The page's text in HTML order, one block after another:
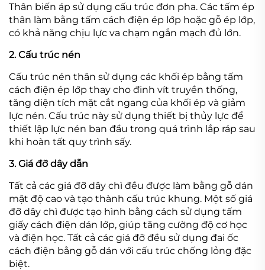
Thân biến áp sử dụng cấu trúc đơn pha. Các tấm ép
thân làm bằng tấm cách điện ép lớp hoặc gỗ ép lớp,
có khả năng chịu lực va chạm ngắn mạch đủ lớn.
2. Cấu trúc nén
Cấu trúc nén thân sử dụng các khối ép bằng tấm
cách điện ép lớp thay cho đinh vít truyền thống,
tăng diện tích mặt cắt ngang của khối ép và giảm
lực nén. Cấu trúc này sử dụng thiết bị thủy lực để
thiết lập lực nén ban đầu trong quá trình lắp ráp sau
khi hoàn tất quy trình sấy.
3. Giá đỡ dây dẫn
Tất cả các giá đỡ dây chì đều được làm bằng gỗ dán
mật độ cao và tạo thành cấu trúc khung. Một số giá
đỡ dây chì được tạo hình bằng cách sử dụng tấm
giấy cách điện dán lớp, giúp tăng cường độ cơ học
và điện học. Tất cả các giá đỡ đều sử dụng đai ốc
cách điện bằng gỗ dán với cấu trúc chống lỏng đặc
biệt.